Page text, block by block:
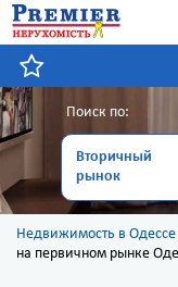
Поиск по:
Вторичный
рынок
Недвижимость в Одессе
на первичном рынке